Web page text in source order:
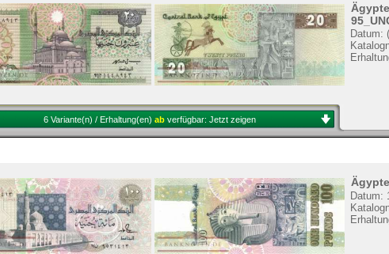
Datum:
6 Variante(n) / Erhaltung(en) ab verfügbar: Jetzt zeigen
Datum: